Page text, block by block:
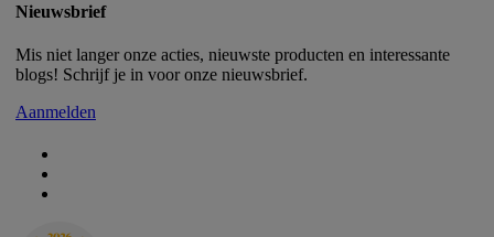
Nieuwsbrief
Mis niet langer onze acties, nieuwste producten en interessante
blogs! Schrijf je in voor onze nieuwsbrief.
Aanmelden